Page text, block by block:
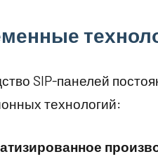
SIP-панелей
технологий: